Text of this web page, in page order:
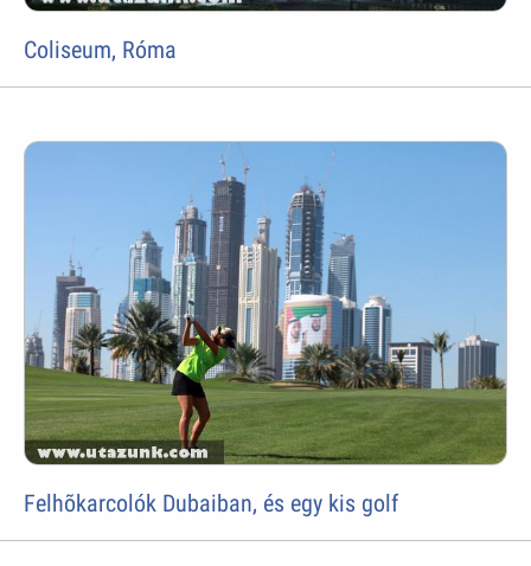
Coliseum, Róma
Felhõkarcolók Dubaiban, és egy kis golf